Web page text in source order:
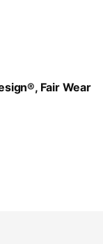
Fair Wear